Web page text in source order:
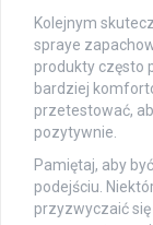
Kolejnym
spraye
produkty często
bardziej
przetestować,
pozytywnie.
Pamiętaj, aby
podejściu.
przyzwyczaić